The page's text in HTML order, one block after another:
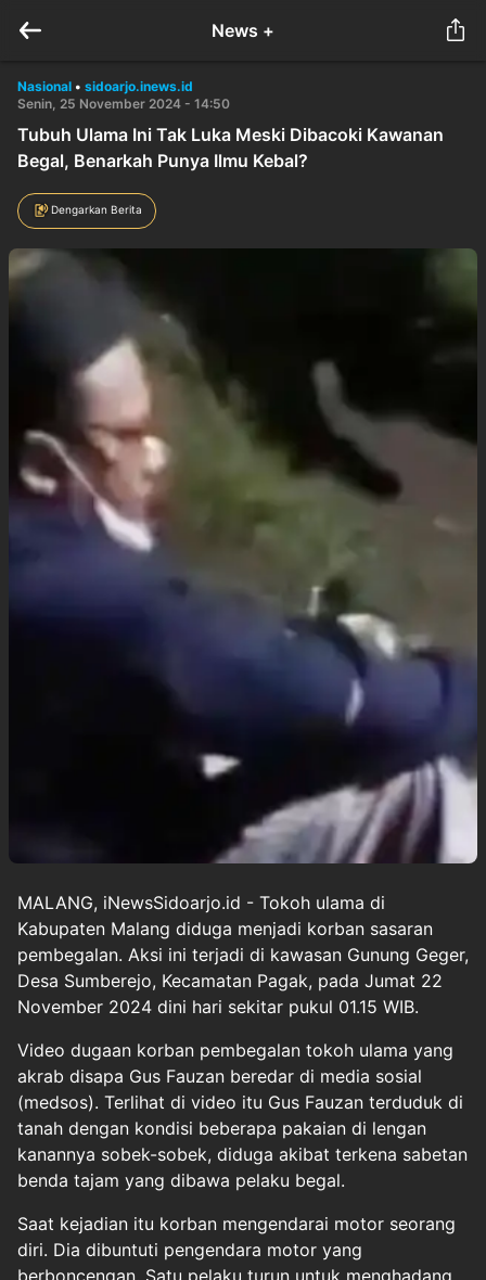
News +
Nasional • sidoarjo.inews.id
Senin, 25 November 2024 - 14:50
Tubuh Ulama Ini Tak Luka Meski Dibacoki Kawanan
Begal, Benarkah Punya Ilmu Kebal?
Dengarkan Berita
MALANG, iNewsSidoarjo.id - Tokoh ulama di
Kabupaten Malang diduga menjadi korban sasaran
pembegalan. Aksi ini terjadi di kawasan Gunung Geger,
Desa Sumberejo, Kecamatan Pagak, pada Jumat 22
November 2024 dini hari sekitar pukul 01.15 WIB.
Video dugaan korban pembegalan tokoh ulama yang
akrab disapa Gus Fauzan beredar di media sosial
(medsos). Terlihat di video itu Gus Fauzan terduduk di
tanah dengan kondisi beberapa pakaian di lengan
kanannya sobek-sobek, diduga akibat terkena sabetan
benda tajam yang dibawa pelaku begal.
Saat kejadian itu korban mengendarai motor seorang
diri. Dia dibuntuti pengendara motor yang
berboncengan. Satu pelaku turun untuk menghadang